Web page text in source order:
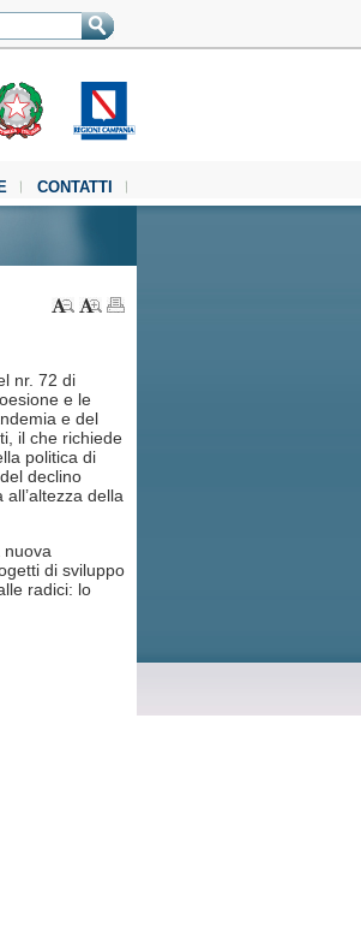
CONTATTI
nr. 72 di
e le
e del
il che richiede
politica di
declino
della
nuova
di sviluppo
radici: lo